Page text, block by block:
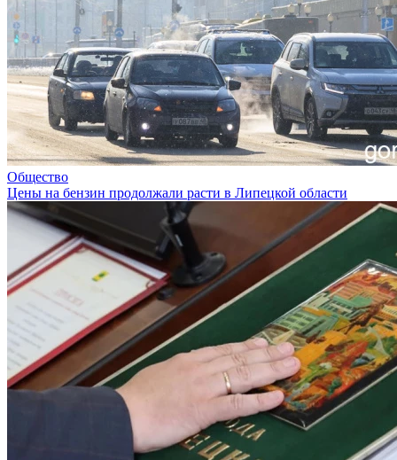
Общество
Цены на бензин продолжали расти в Липецкой области